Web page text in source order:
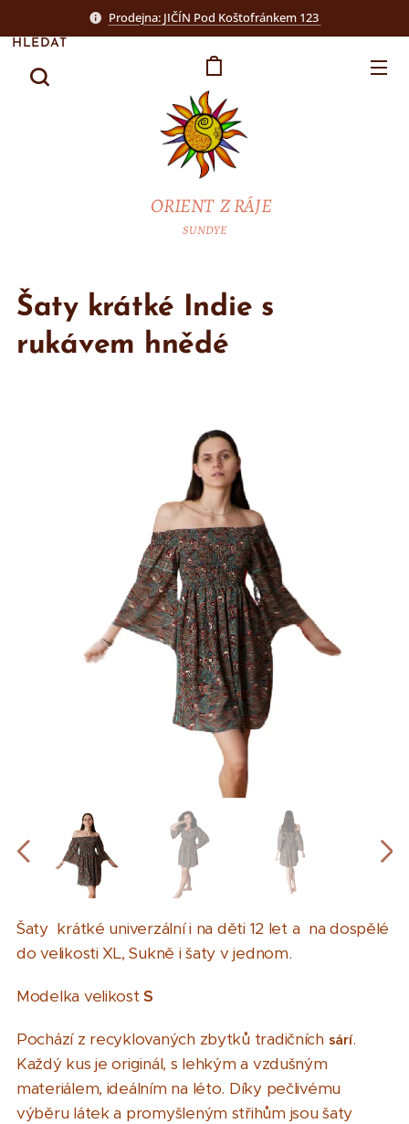
Prodejna: JIČÍN Pod Koštofránkem 123
ORIENT Z RÁJE
SUNDYE
HLEDAT
Šaty krátké Indie s
rukávem hnědé
Šaty krátké univerzální i na děti 12 let a na dospělé
do velikosti XL, Sukně i šaty v jednom.
Modelka velikostS
Pochází z recyklovaných zbytků tradičních sárí.
Každý kus je originál, s lehkým a vzdušným
materiálem, ideálním na léto. Díky pečlivému
výběru látek a promyšleným střihům jsou šaty